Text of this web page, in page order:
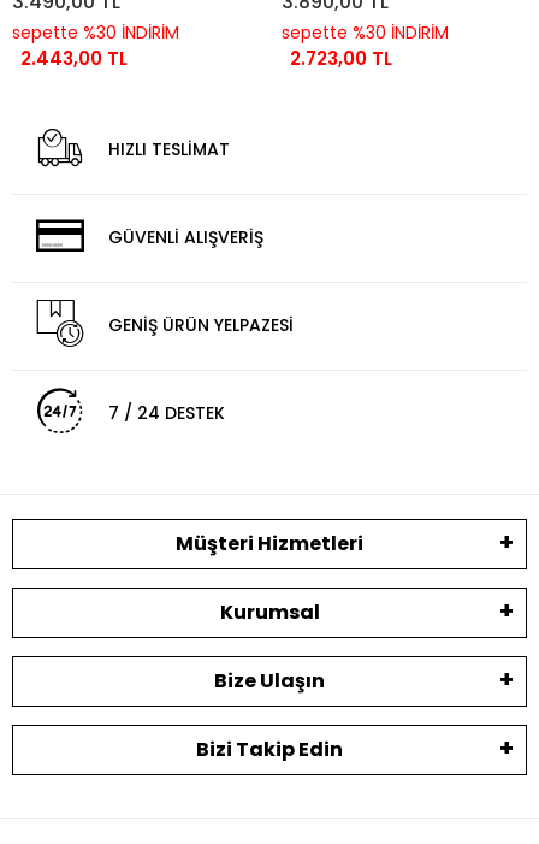
sepette %30 İNDİRİM
2.443,00 TL
sepette %30 İNDİRİM
2.723,00 TL
HIZLI TESLİMAT
GÜVENLİ ALIŞVERİŞ
GENİŞ ÜRÜN YELPAZESİ
7 / 24 DESTEK
Müşteri Hizmetleri
Kurumsal
Bize Ulaşın
Bizi Takip Edin